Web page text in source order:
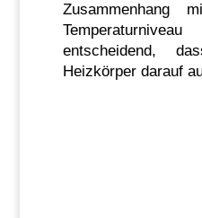
Zusammenhang
entscheidend,
Heizkörper darauf